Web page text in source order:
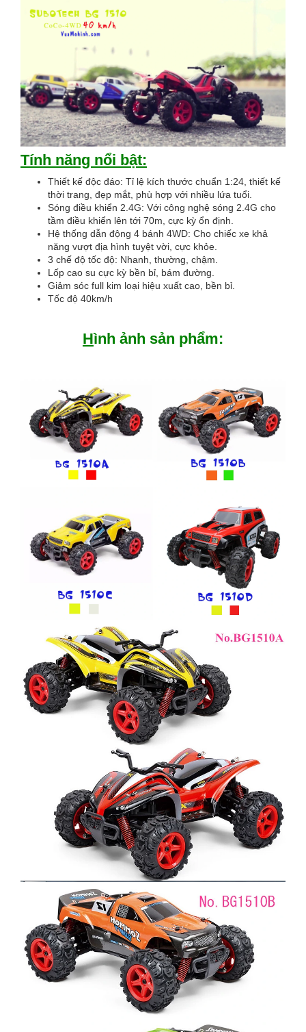
Tính năng nổi bật:
Thiết kế độc đáo: Tỉ lệ kích thước chuẩn 1:24, thiết kế
thời trang, đẹp mắt, phù hợp với nhiều lứa tuổi.
Sóng điều khiển 2.4G: Với công nghệ sóng 2.4G cho
tầm điều khiển lên tới 70m, cực kỳ ổn định.
Hệ thống dẫn động 4 bánh 4WD: Cho chiếc xe khả
năng vượt địa hình tuyệt vời, cực khỏe.
3 chế độ tốc độ: Nhanh, thường, chậm.
Lốp cao su cực kỳ bền bỉ, bám đường.
Giảm sóc full kim loại hiệu xuất cao, bền bỉ.
Tốc độ 40km/h
Hình ảnh sản phẩm: